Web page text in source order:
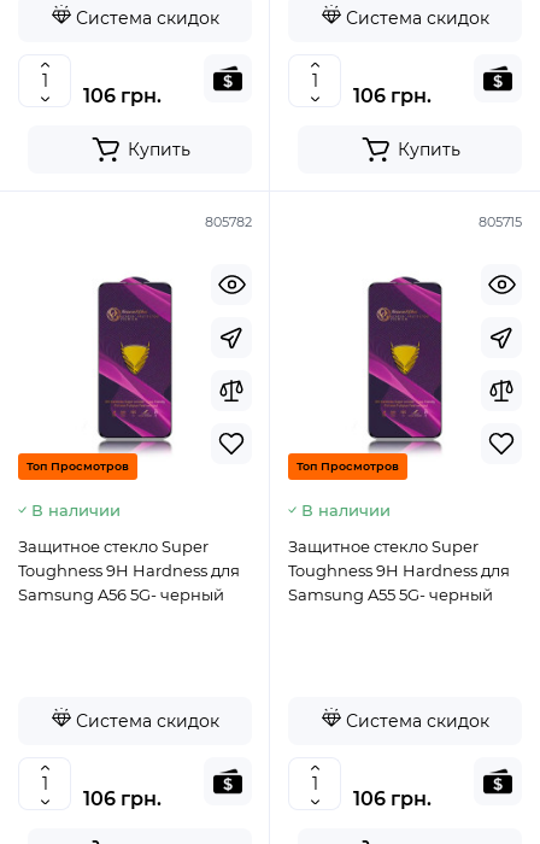
Система скидок
106 грн.
Купить
Система скидок
106 грн.
Купить
805782
Топ Просмотров
В наличии
Защитное стекло Super
Toughness 9H Hardness для
Samsung A56 5G- черный
Система скидок
106 грн.
805715
Топ Просмотров
В наличии
Защитное стекло Super
Toughness 9H Hardness для
Samsung A55 5G- черный
Система скидок
106 грн.